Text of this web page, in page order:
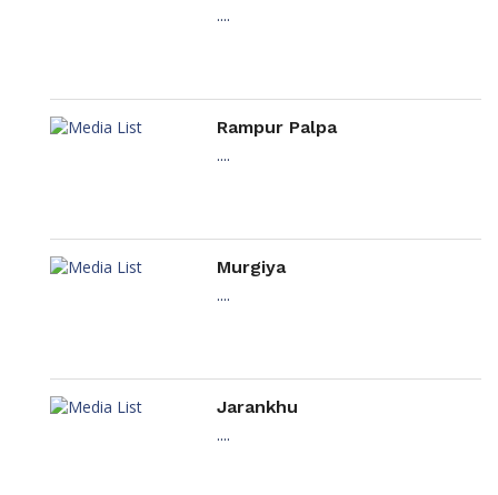
....
Rampur Palpa
....
Murgiya
....
Jarankhu
....